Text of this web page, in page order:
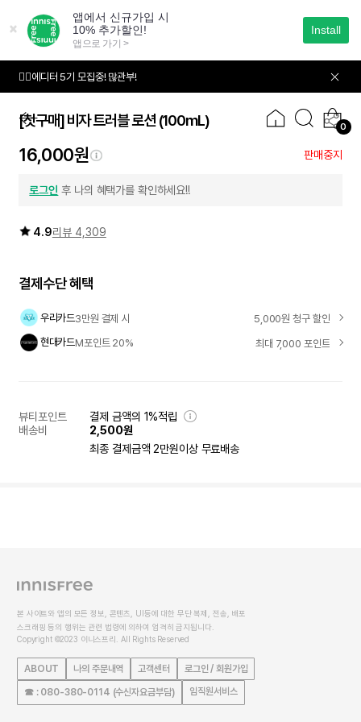
가
🙋‍♀️에디터 5기 모집중! 많관부!
0
첫구매
01 04
[첫구매] 비자 트러블 로션(100mL)
16,000원 판매중지
로그인 후 나의 혜택가를 확인하세요!!
4.9리뷰 4,309
결제수단 혜택
우리카드3만원 결제 시
5,000원 청구 할인
현대카드M포인트 20% 최대 7,000 포인트
뷰티포인트
결제 금액의 1%적립
배송비
2,500원
최종 결제금액 2만원이상 무료배송
본 사이트와 앱의 모든 정보, 콘텐츠, UI등에 대한 무단 복제, 전송, 배포
스크래핑 등의 행위는 관련 법령에 의하여 엄격히 금지됩니다.
Copyright ©2023 이니스프리. All Rights Reserved
ABOUT 나의 주문내역 고객센터 로그인 / 회원가입
☎ : 080-380-0114 (수신자요금부담) 임직원서비스